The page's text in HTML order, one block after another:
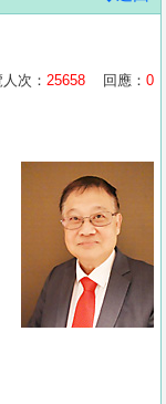
次： 25658 回應： 0